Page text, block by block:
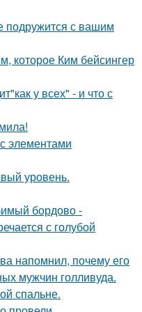
подружится с вашим
которое Ким бейсингер
у всех" - и что с
элементами
уровень.
бордово -
с голубой
напомнил, почему его
мужчин голливуда.
спальне.